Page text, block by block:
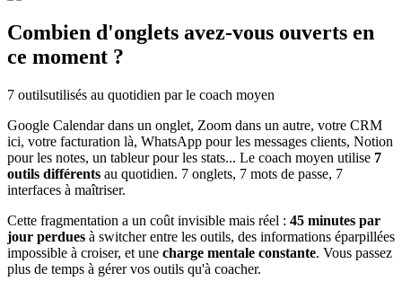
Combien d'onglets avez-vous ouverts en
ce moment ?
7 outilsutilisés au quotidien par le coach moyen
Google Calendar dans un onglet, Zoom dans un autre, votre CRM
ici, votre facturation là, WhatsApp pour les messages clients, Notion
pour les notes, un tableur pour les stats... Le coach moyen utilise 7
outils différents au quotidien. 7 onglets, 7 mots de passe, 7
interfaces à maîtriser.
Cette fragmentation a un coût invisible mais réel : 45 minutes par
jour perdues à switcher entre les outils, des informations éparpillées
impossible à croiser, et une charge mentale constante. Vous passez
plus de temps à gérer vos outils qu'à coacher.